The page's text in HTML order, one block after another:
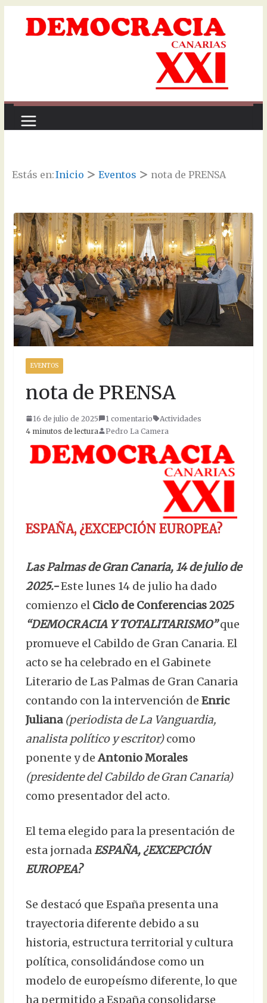
Saltar
Estás en:Inicio Eventos nota de PRENSA
EVENTOS
nota de PRENSA
16 de julio de 2025 1 comentario
Actividades
4 minutos de lectura
Pedro La Camera
ESPAÑA, ¿EXCEPCIÓN EUROPEA?
Las Palmas de Gran Canaria, 14 de julio de
2025.-Este lunes 14 de julio ha dado
comienzo el Ciclo de Conferencias 2025
“DEMOCRACIA Y TOTALITARISMO”que
promueve el Cabildo de Gran Canaria. El
acto se ha celebrado en el Gabinete
Literario de Las Palmas de Gran Canaria
contando con la intervención de Enric
Juliana (periodista de La Vanguardia,
analista político y escritor)como
ponente y de Antonio Morales
(presidente del Cabildo de Gran Canaria)
como presentador del acto.
El tema elegido para la presentación de
esta jornadaESPAÑA, ¿EXCEPCIÓN
EUROPEA?
Se destacó que España presenta una
trayectoria diferente debido a su
historia, estructura territorial y cultura
política, consolidándose como un
modelo de europeísmo diferente, lo que
ha permitido a España consolidarse